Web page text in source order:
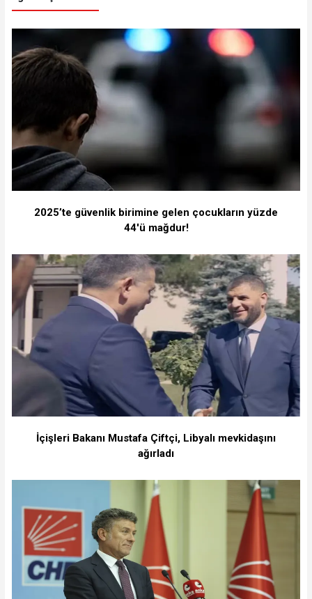
2025’te güvenlik birimine gelen çocukların yüzde
44'ü mağdur!
İçişleri Bakanı Mustafa Çiftçi, Libyalı mevkidaşını
ağırladı